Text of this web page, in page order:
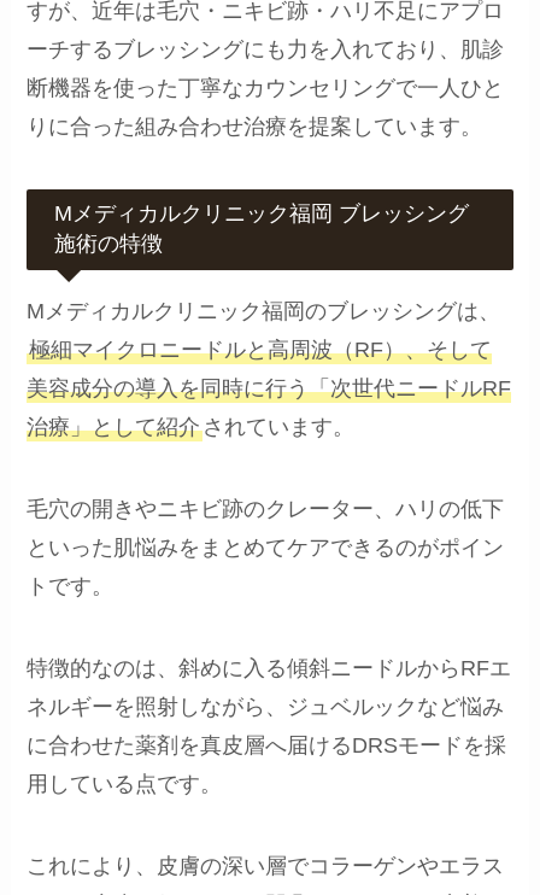
すが、近年は毛穴・ニキビ跡・ハリ不足にアプロ
ーチするブレッシングにも力を入れており、肌診
断機器を使った丁寧なカウンセリングで一人ひと
りに合った組み合わせ治療を提案しています。
Mメディカルクリニック福岡 ブレッシング
施術の特徴
Mメディカルクリニック福岡のブレッシングは、
極細マイクロニードルと高周波（RF）、そして
美容成分の導入を同時に行う「次世代ニードルRF
治療」として紹介されています。
毛穴の開きやニキビ跡のクレーター、ハリの低下
といった肌悩みをまとめてケアできるのがポイン
トです。
特徴的なのは、斜めに入る傾斜ニードルからRFエ
ネルギーを照射しながら、ジュベルックなど悩み
に合わせた薬剤を真皮層へ届けるDRSモードを採
用している点です。
これにより、皮膚の深い層でコラーゲンやエラス